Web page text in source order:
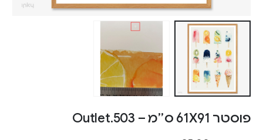
פוסטר 61X91 ס״מ – Outlet.503